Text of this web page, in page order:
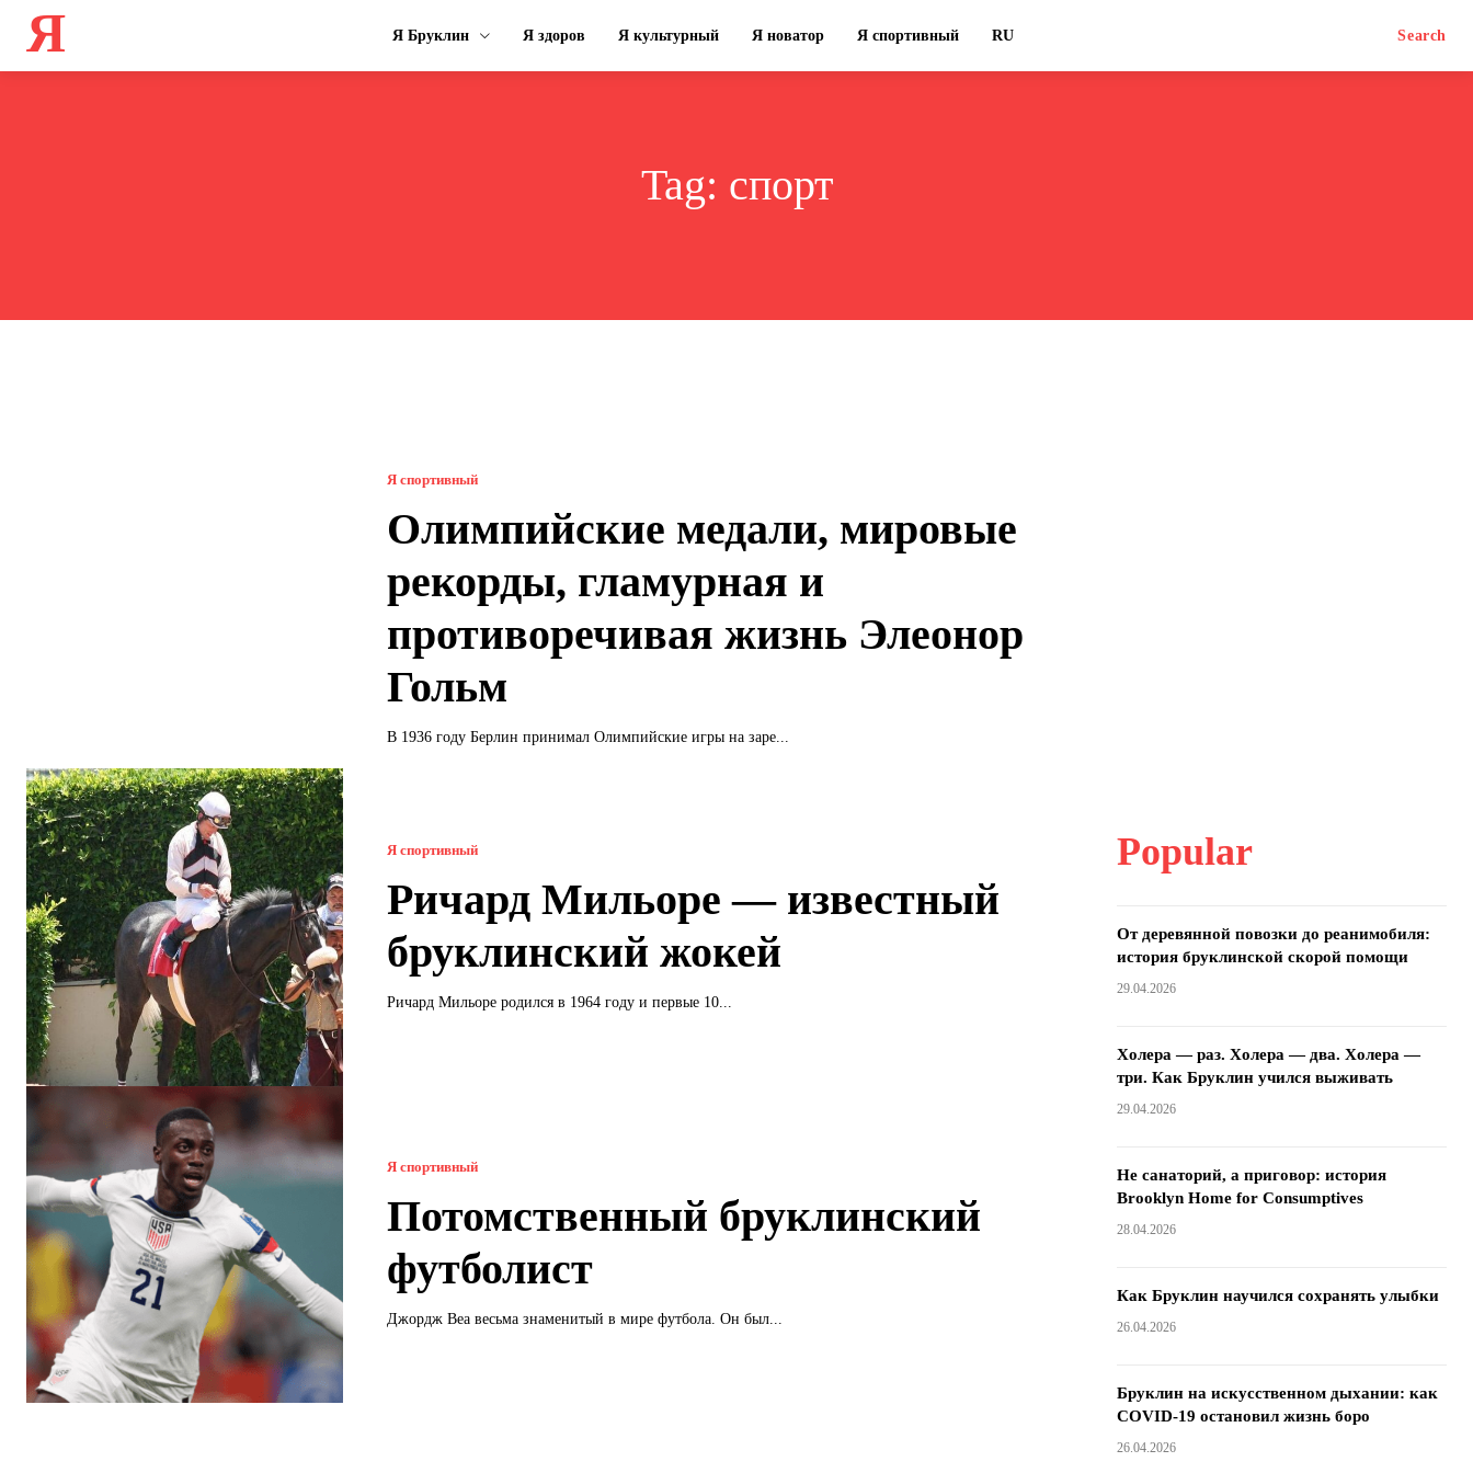
Я Я Бруклин Я здоров Я культурный Я новатор Я спортивный RU Search
Tag: спорт
Я спортивный
Олимпийские медали, мировые
рекорды, гламурная и
противоречивая жизнь Элеонор
Гольм
В 1936 году Берлин принимал Олимпийские игры на заре...
Я спортивный
Ричард Мильоре — известный
бруклинский жокей
Ричард Мильоре родился в 1964 году и первые 10...
Я спортивный
Потомственный бруклинский
футболист
Джордж Веа весьма знаменитый в мире футбола. Он был...
Popular
От деревянной повозки до реанимобиля:
история бруклинской скорой помощи
29.04.2026
Холера — раз. Холера — два. Холера —
три. Как Бруклин учился выживать
29.04.2026
Не санаторий, а приговор: история
Brooklyn Home for Consumptives
28.04.2026
Как Бруклин научился сохранять улыбки
26.04.2026
Бруклин на искусственном дыхании: как
COVID-19 остановил жизнь боро
26.04.2026